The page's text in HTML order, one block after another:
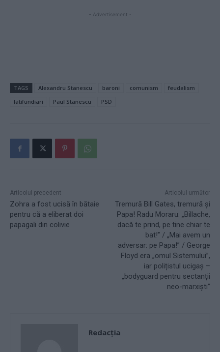
- Advertisement -
TAGS Alexandru Stanescu baroni comunism
feudalism
latifundiari
Paul Stanescu PSD
Articolul precedent
Zohra a fost ucisă în bătaie
pentru că a eliberat doi
papagali din colivie
Articolul următor
Tremură Bill Gates, tremură și
Papa! Radu Moraru: „Billache,
dacă te prind, pe tine chiar te
bat!” / „Mai avem un
adversar: pe Papa!” / George
Floyd era „omul Sistemului”,
iar polițistul ucigaș –
„bodyguard pentru sectanții
neo-marxiști”
Redacţia